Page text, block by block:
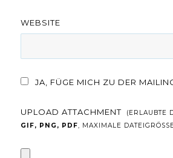
WEBSITE
JA, FÜGE MICH ZU DER
UPLOAD ATTACHMENT (ERLAUBTE
GIF, PNG, PDF
, MAXIMALE